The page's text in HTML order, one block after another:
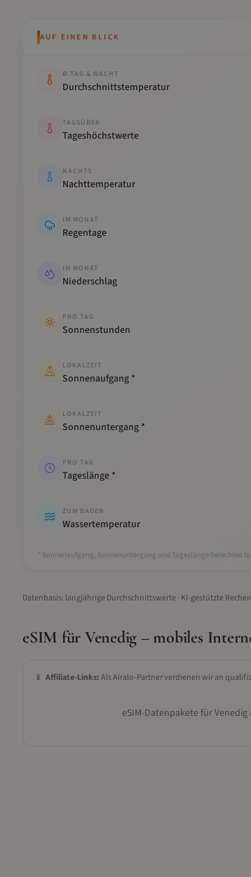
AUF EINEN BLICK
Ø TAG & NACHT
Durchschnittstemperatur
TAGSÜBER
Tageshöchstwerte
NACHTS
Nachttemperatur
IM MONAT
Regentage
IM MONAT
Niederschlag
PRO TAG
Sonnenstunden
LOKALZEIT
Sonnenaufgang *
LOKALZEIT
Sonnenuntergang *
PRO TAG
Tageslänge *
ZUM BADEN
Wassertemperatur
* Sonnenaufgang, Sonnenuntergang und Tageslänge berechnet
Datenbasis: langjährige Durchschnittswerte · KI-gestützte
eSIM für Venedig – mobiles
📱 Affiliate-Links:Als Airalo-Partner verdienen wir an
eSIM-Datenpakete fürVenedig